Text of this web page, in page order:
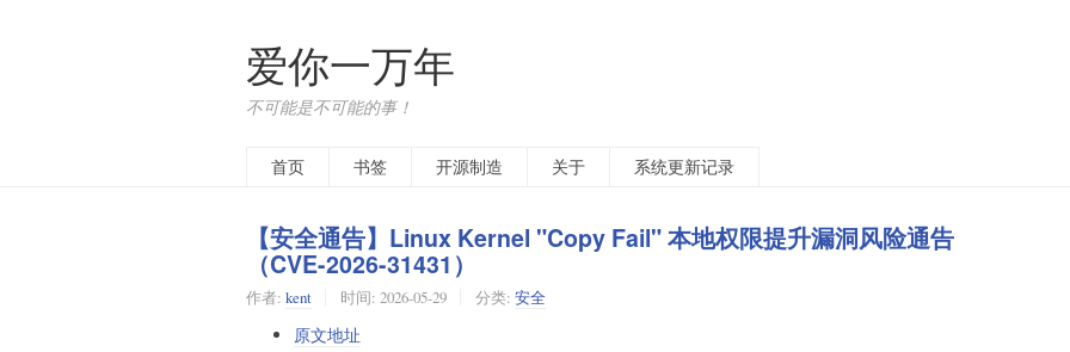
爱你一万年
不可能是不可能的事！
首页 书签 开源制造 关于 系统更新记录
【安全通告】Linux Kernel "Copy Fail" 本地权限提升漏洞风险通告
（CVE-2026-31431）
作者: kent 时间: 2026-05-29 分类: 安全
原文地址